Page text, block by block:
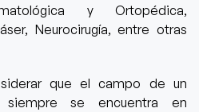
y Ortopédica,
Neurocirugía, entre otras
queel campo de un
siempre se encuentra en